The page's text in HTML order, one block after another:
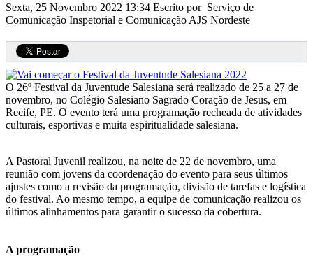
Sexta, 25 Novembro 2022 13:34 Escrito por Serviço de
Comunicação Inspetorial e Comunicação AJS Nordeste
O 26º Festival da Juventude Salesiana será realizado de 25 a 27 de
novembro, no Colégio Salesiano Sagrado Coração de Jesus, em
Recife, PE. O evento terá uma programação recheada de atividades
culturais, esportivas e muita espiritualidade salesiana.
A Pastoral Juvenil realizou, na noite de 22 de novembro, uma
reunião com jovens da coordenação do evento para seus últimos
ajustes como a revisão da programação, divisão de tarefas e logística
do festival. Ao mesmo tempo, a equipe de comunicação realizou os
últimos alinhamentos para garantir o sucesso da cobertura.
A programação